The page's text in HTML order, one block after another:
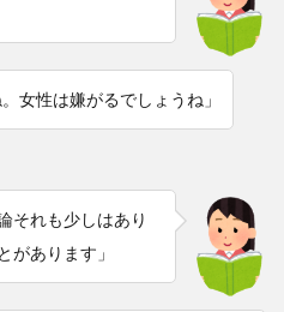
女性は嫌がるでしょうね」
それも少しはあり
があります」